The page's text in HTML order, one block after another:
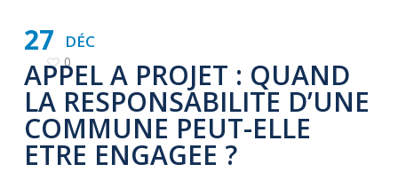
DÉC
27
0
APPEL A PROJET : QUAND
LA RESPONSABILITE D’UNE
COMMUNE PEUT-ELLE
ETRE ENGAGEE ?